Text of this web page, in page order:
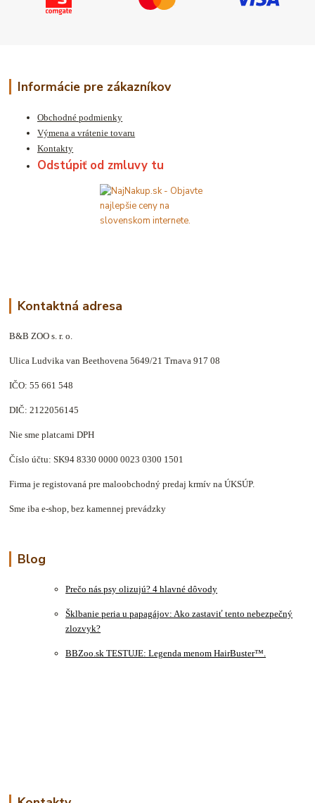
Informácie pre zákazníkov
Obchodné podmienky
Výmena a vrátenie tovaru
Kontakty
Odstúpiť od zmluvy tu
Kontaktná adresa
B&B ZOO s. r. o.
Ulica Ludvika van Beethovena 5649/21 Trnava 917 08
IČO: 55 661 548
DIČ: 2122056145
Nie sme platcami DPH
Číslo účtu: SK94 8330 0000 0023 0300 1501
Firma je registovaná pre maloobchodný predaj krmív na ÚKSÚP.
Sme iba e-shop, bez kamennej prevádzky
Blog
Prečo nás psy olizujú? 4 hlavné dôvody
Šklbanie peria u papagájov: Ako zastaviť tento nebezpečný
zlozvyk?
BBZoo.sk TESTUJE: Legenda menom HairBuster™.